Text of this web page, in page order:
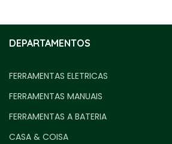
DEPARTAMENTOS
FERRAMENTAS ELETRICAS
FERRAMENTAS MANUAIS
FERRAMENTAS A BATERIA
CASA & COISA